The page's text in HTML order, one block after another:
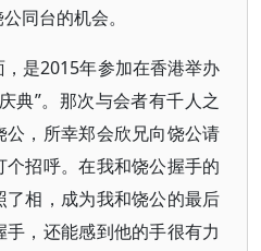
同台的机会。
是2015年参加在香港举办
典”。那次与会者有千人之
，所幸郑会欣兄向饶公请
招呼。在我和饶公握手的
相，成为我和饶公的最后
，还能感到他的手很有力